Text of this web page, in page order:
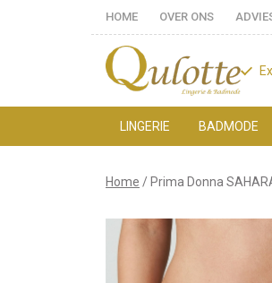
HOME OVER ONS
LINGERIE BADMODE
Prima
Donna
SAHARA
Home Prima Donna